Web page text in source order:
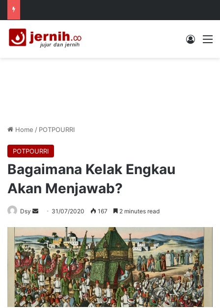
Log In
Home / POTPOURRI
POTPOURRI
Bagaimana Kelak Engkau
Akan Menjawab?
Dsy
Send
email
31/07/2020 167 2 minutes read